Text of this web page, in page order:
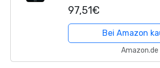
97,51€
Bei Amazon
Amazon.de